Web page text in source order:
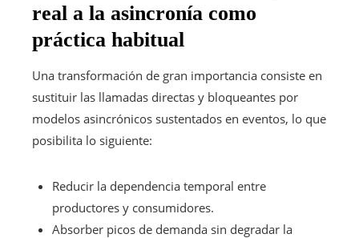
real a la asincronía como
práctica habitual
Una transformación de gran importancia consiste en
sustituir las llamadas directas y bloqueantes por
modelos asincrónicos sustentados en eventos, lo que
posibilita lo siguiente:
Reducir la dependencia temporal entre
productores y consumidores.
Absorber picos de demanda sin degradar la